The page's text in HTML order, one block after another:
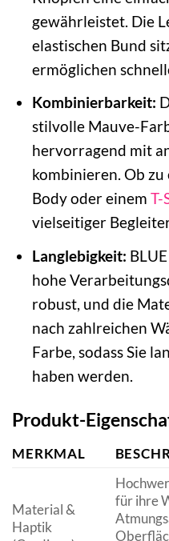
gewährleistet. Die
elastischen Bund
ermöglichen
Kombinierbarkeit:
stilvolle Mauve-
hervorragend mit
kombinieren. Ob zu
Body oder einem T-
vielseitiger
Langlebigkeit:
hohe
robust, und die
nach zahlreichen
Farbe, sodass Sie
haben werden.
Produkt-
MERKMAL
Material &
Haptik
für ihre